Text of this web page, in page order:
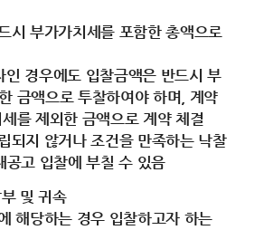
시 부가가치세를 포함한 총액으로
경우에도 입찰금액은 반드시 부
금액으로 투찰하여야 하며, 계약
를 제외한 금액으로 계약 체결
되지 않거나 조건을 만족하는 낙찰
공고 입찰에 부칠 수 있음
및 귀속
해당하는 경우 입찰하고자 하는